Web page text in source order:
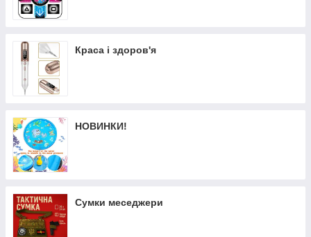
Краса і здоров'я
НОВИНКИ!
Сумки меседжери